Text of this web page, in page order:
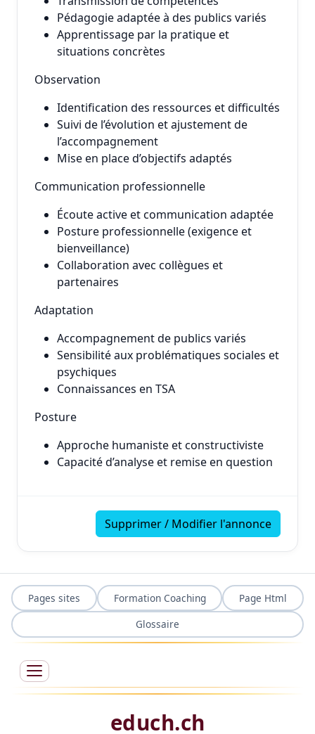
Pédagogie adaptée à des publics variés
Apprentissage par la pratique et
situations concrètes
Observation
Identification des ressources et difficultés
Suivi de l’évolution et ajustement de
l’accompagnement
Mise en place d’objectifs adaptés
Communication professionnelle
Écoute active et communication adaptée
Posture professionnelle (exigence et
bienveillance)
Collaboration avec collègues et
partenaires
Adaptation
Accompagnement de publics variés
Sensibilité aux problématiques sociales et
psychiques
Connaissances en TSA
Posture
Approche humaniste et constructiviste
Capacité d’analyse et remise en question
Supprimer / Modifier l'annonce
Pages sites Formation Coaching
Page Html
Glossaire
educh.ch